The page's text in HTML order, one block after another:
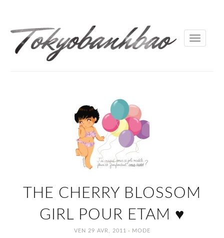
Toggle
THE CHERRY BLOSSOM
GIRL POUR ETAM ♥
VEN 29 AVR, 2011 · MODE